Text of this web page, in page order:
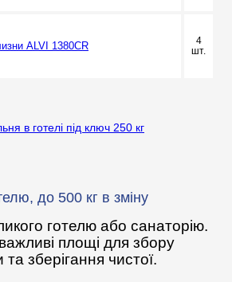
ALVI 1380CR
4
шт.
до 500 кг в зміну
готелю або санаторію.
площі для збору
та зберігання чистої.